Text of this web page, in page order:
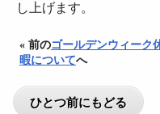
し上げます。
« 前のゴールデンウィーク
暇についてへ